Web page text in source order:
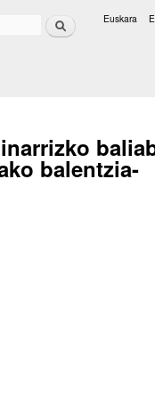
Bilatu Euskara
balentzia-